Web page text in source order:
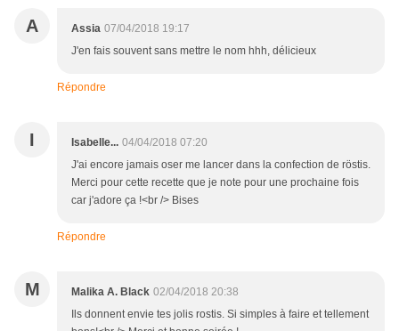
A Assia 07/04/2018 19:17
J'en fais souvent sans mettre le nom hhh, délicieux
Répondre
I Isabelle... 04/04/2018 07:20
J'ai encore jamais oser me lancer dans la confection de röstis.
Merci pour cette recette que je note pour une prochaine fois
car j'adore ça !<br /> Bises
Répondre
M Malika A. Black 02/04/2018 20:38
Ils donnent envie tes jolis rostis. Si simples à faire et tellement